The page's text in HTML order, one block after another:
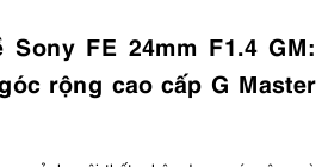
FE 24mm F1.4 GM:
rộng cao cấp G Master